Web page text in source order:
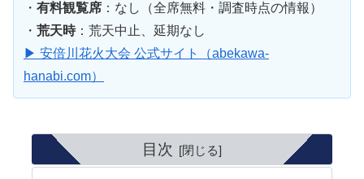
・ 有料観覧席 ：なし（全席無料・調査時点の情報）
・ 荒天時：荒天中止、延期なし
▶ 安倍川花火大会 公式サイト（abekawa-
hanabi.com）
目次